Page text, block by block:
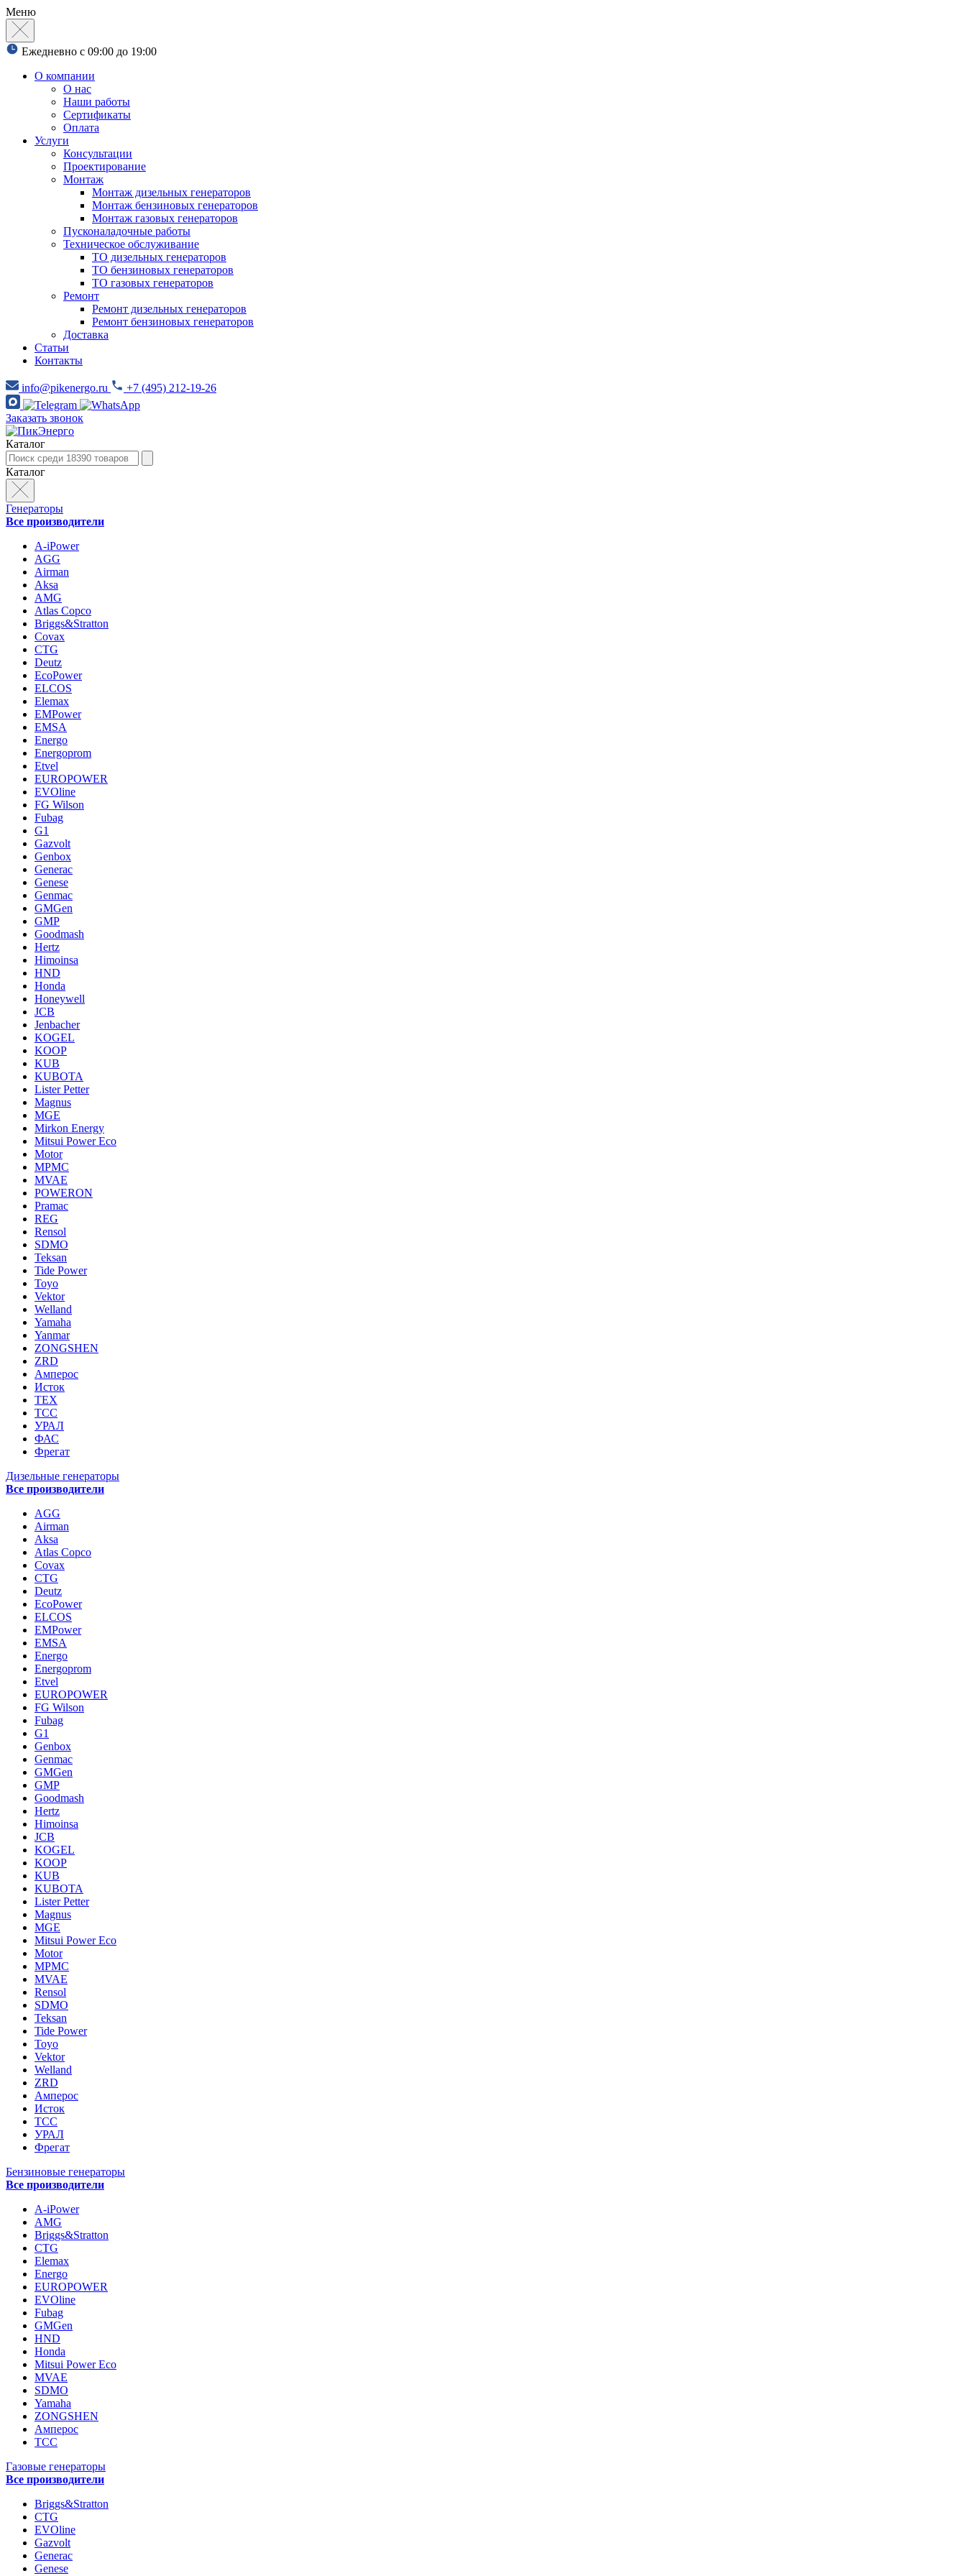
Меню
Ежедневно с 09:00 до 19:00
О компании
О нас
Наши работы
Сертификаты
Оплата
Услуги
Консультации
Проектирование
Монтаж
Монтаж дизельных генераторов
Монтаж бензиновых генераторов
Монтаж газовых генераторов
Пусконаладочные работы
Техническое обслуживание
ТО дизельных генераторов
ТО бензиновых генераторов
ТО газовых генераторов
Ремонт
Ремонт дизельных генераторов
Ремонт бензиновых генераторов
Доставка
Статьи
Контакты
info@pikenergo.ru +7 (495) 212-19-26
Заказать звонок
Каталог
Каталог
Генераторы
Все производители
A-iPower
AGG
Airman
Aksa
AMG
Atlas Copco
Briggs&Stratton
Covax
CTG
Deutz
EcoPower
ELCOS
Elemax
EMPower
EMSA
Energo
Energoprom
Etvel
EUROPOWER
EVOline
FG Wilson
Fubag
G1
Gazvolt
Genbox
Generac
Genese
Genmac
GMGen
GMP
Goodmash
Hertz
Himoinsa
HND
Honda
Honeywell
JCB
Jenbacher
KOGEL
KOOP
KUB
KUBOTA
Lister Petter
Magnus
MGE
Mirkon Energy
Mitsui Power Eco
Motor
MPMC
MVAE
POWERON
Pramac
REG
Rensol
SDMO
Teksan
Tide Power
Toyo
Vektor
Welland
Yamaha
Yanmar
ZONGSHEN
ZRD
Амперос
Исток
ТЕХ
ТСС
УРАЛ
ФАС
Фрегат
Дизельные генераторы
Все производители
AGG
Airman
Aksa
Atlas Copco
Covax
CTG
Deutz
EcoPower
ELCOS
EMPower
EMSA
Energo
Energoprom
Etvel
EUROPOWER
FG Wilson
Fubag
G1
Genbox
Genmac
GMGen
GMP
Goodmash
Hertz
Himoinsa
JCB
KOGEL
KOOP
KUB
KUBOTA
Lister Petter
Magnus
MGE
Mitsui Power Eco
Motor
MPMC
MVAE
Rensol
SDMO
Teksan
Tide Power
Toyo
Vektor
Welland
ZRD
Амперос
Исток
ТСС
УРАЛ
Фрегат
Бензиновые генераторы
Все производители
A-iPower
AMG
Briggs&Stratton
CTG
Elemax
Energo
EUROPOWER
EVOline
Fubag
GMGen
HND
Honda
Mitsui Power Eco
MVAE
SDMO
Yamaha
ZONGSHEN
Амперос
ТСС
Газовые генераторы
Все производители
Briggs&Stratton
CTG
EVOline
Gazvolt
Generac
Genese